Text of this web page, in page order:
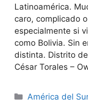
Latinoamérica.
caro, complicado
especialmente si
como Bolivia. Sin
distinta. Distrito
César Torales –
Categorías
América del